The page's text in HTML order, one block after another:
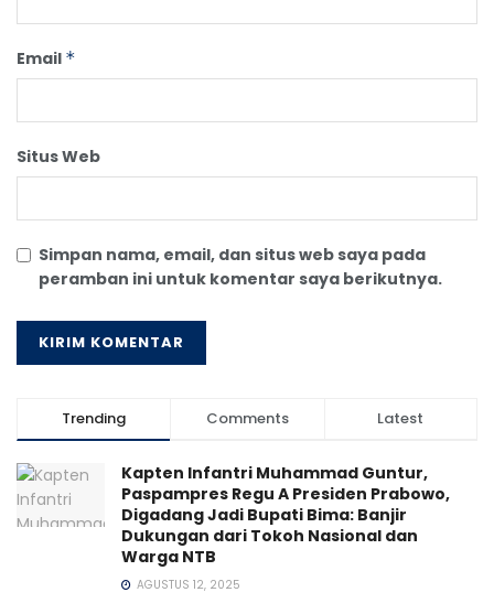
Email *
Situs Web
Simpan nama, email, dan situs web saya pada
peramban ini untuk komentar saya berikutnya.
Trending Comments Latest
Kapten Infantri Muhammad Guntur,
Paspampres Regu A Presiden Prabowo,
Digadang Jadi Bupati Bima: Banjir
Dukungan dari Tokoh Nasional dan
Warga NTB
AGUSTUS 12, 2025